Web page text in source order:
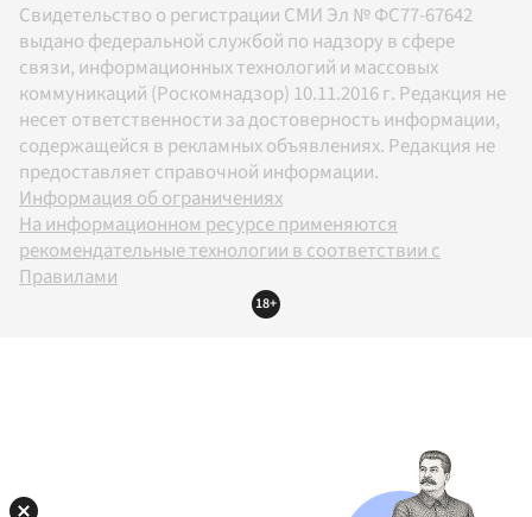
Свидетельство о регистрации СМИ Эл № ФС77-67642
выдано федеральной службой по надзору в сфере
связи, информационных технологий и массовых
коммуникаций (Роскомнадзор) 10.11.2016 г. Редакция не
несет ответственности за достоверность информации,
содержащейся в рекламных объявлениях. Редакция не
предоставляет справочной информации.
Информация об ограничениях
На информационном ресурсе применяются
рекомендательные технологии в соответствии с
Правилами
18+